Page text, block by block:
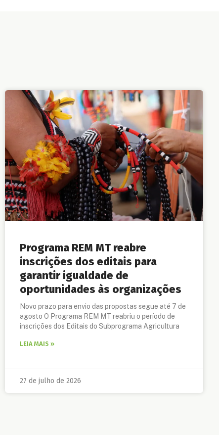
Programa REM MT reabre
inscrições dos editais para
garantir igualdade de
oportunidades às organizações
Novo prazo para envio das propostas segue até 7 de
agosto O Programa REM MT reabriu o período de
inscrições dos Editais do Subprograma Agricultura
LEIA MAIS »
27 de julho de 2026